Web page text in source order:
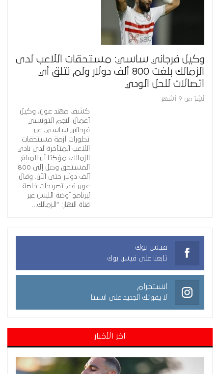
وكيل فرجاني ساسي: مستحقات اللاعب لدى
الزمالك بلغت 800 ألف دولار ولم نتلق أي
اتصالات للحل الودي
نُشِرَ من 9 أشهر
كشف مهند عون، وكيل
أعمال النجم التونسي
فرجاني ساسي، عن
تطورات أزمة مستحقات
اللاعب المتأخرة لدى نادي
الزمالك، مؤكدًا أن المبلغ
المستحق وصل إلى 800
ألف دولار حتى الآن. وقال
عون في تصريحات خاصة
لبرنامج أوضة اللبس عبر
قناة النهار: “الزمالك…
فيس بوك
تابعنا على فيس بوك
انستجرام
لا يفوتك الجديد على انستا
آخر الأخبار